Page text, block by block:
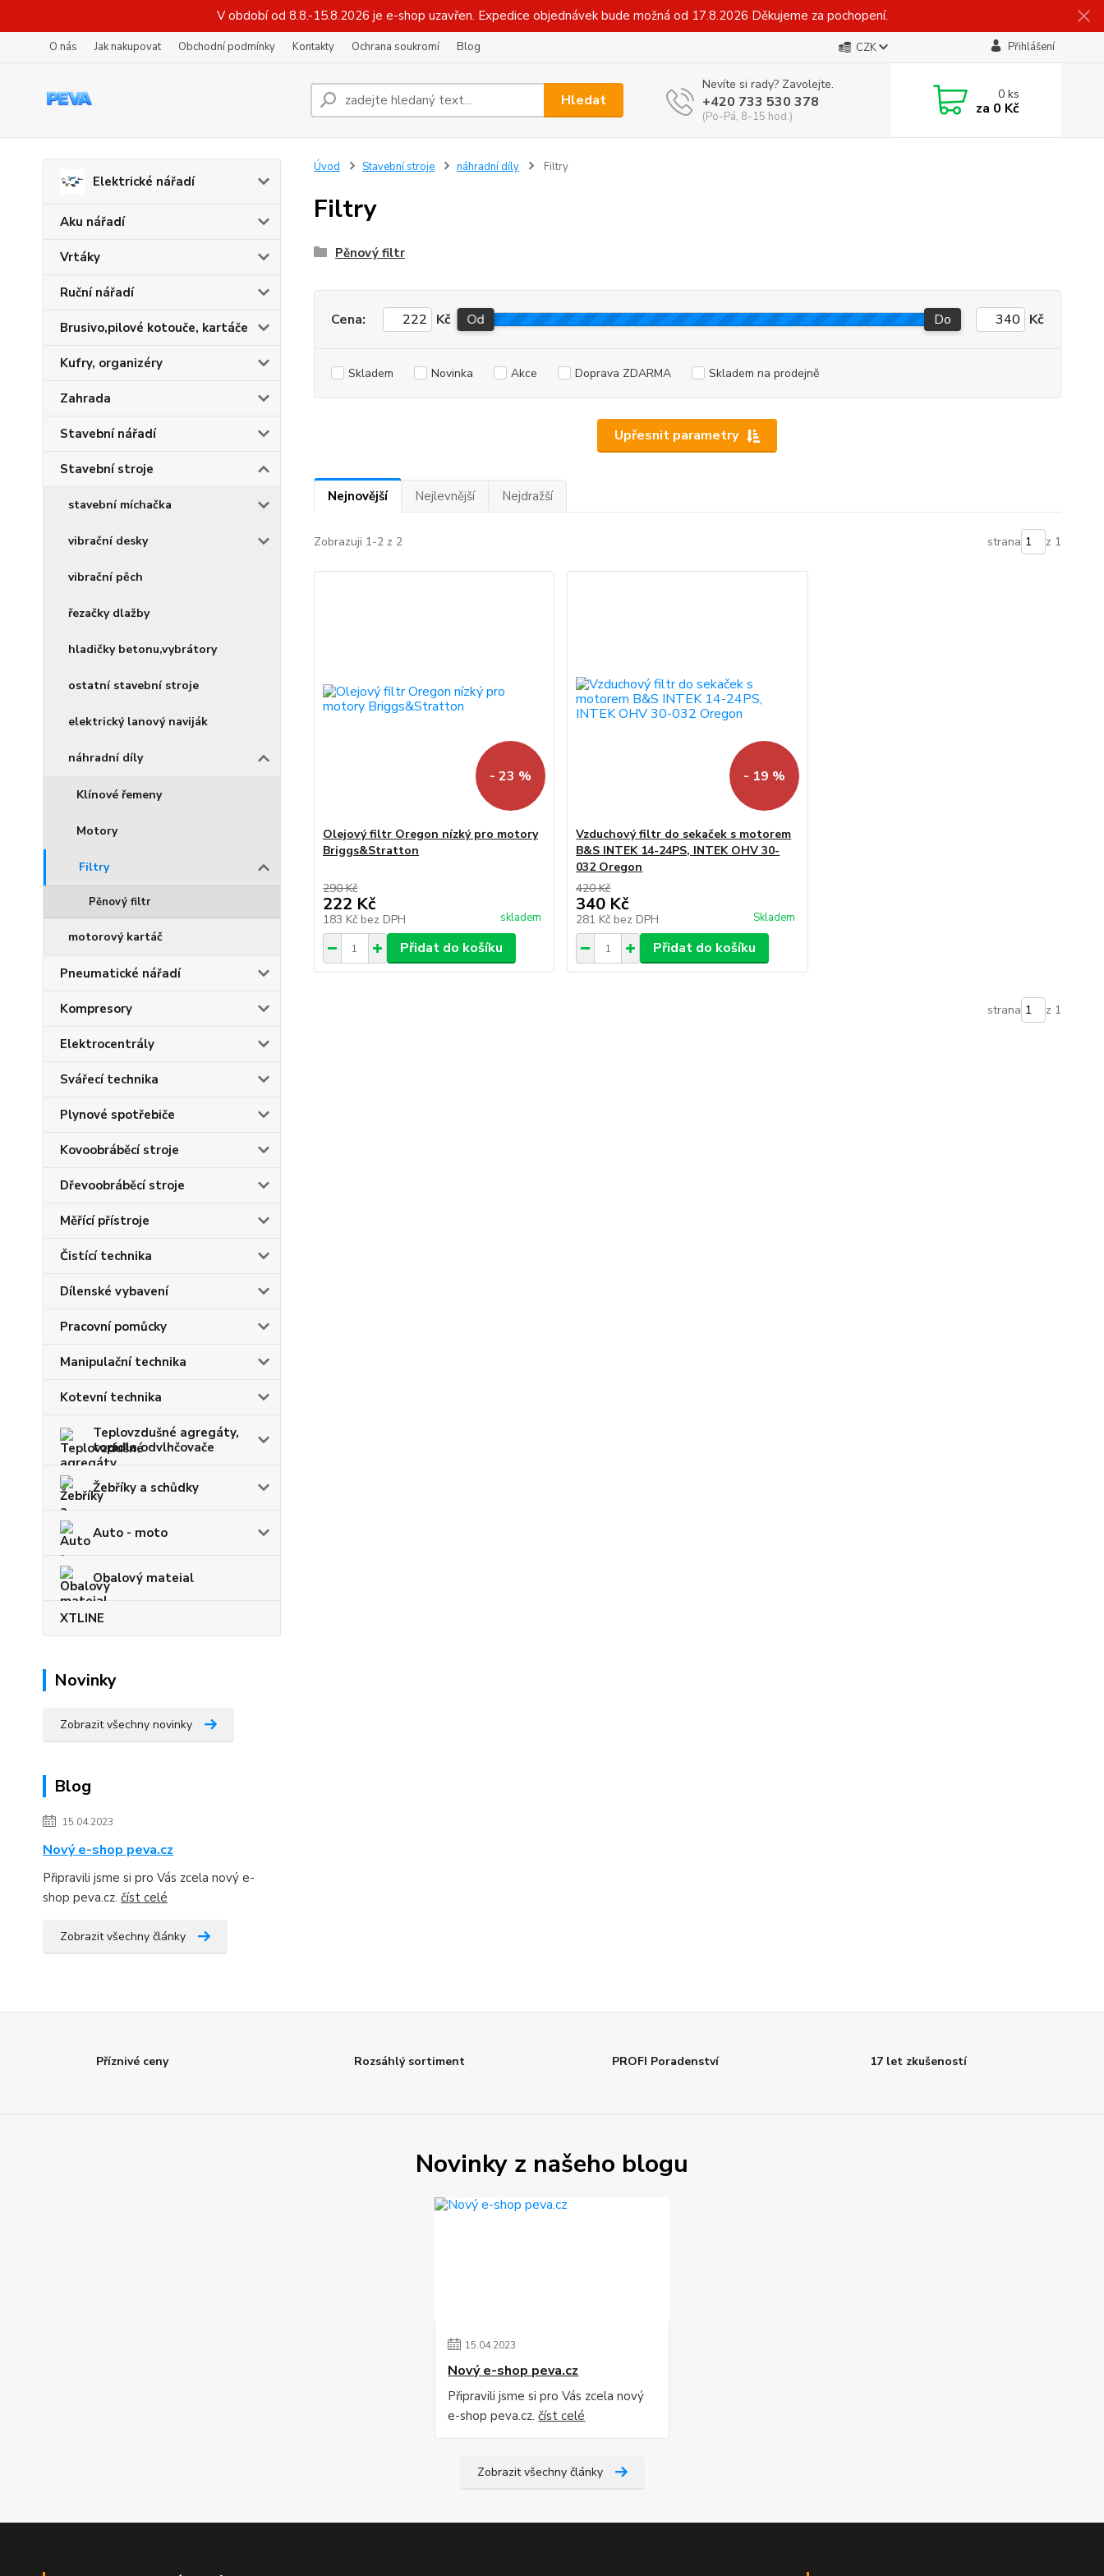
V období od 8.8.-15.8.2026 je e-shop uzavřen. Expedice objednávek bude možná od 17.8.2026 Děkujeme za pochopení.
O nás Jak nakupovat Obchodní podmínky Kontakty Ochrana soukromí Blog CZK Přihlášení
Hledat
Nevíte si rady? Zavolejte.
+420 733 530 378
(Po-Pá, 8-15 hod.)
0ks
za 0 Kč
Elektrické nářadí
Aku nářadí
Vrtáky
Ruční nářadí
Brusivo,pilové kotouče, kartáče
Kufry, organizéry
Zahrada
Stavební nářadí
Stavební stroje
stavební míchačka
vibrační desky
vibrační pěch
řezačky dlažby
hladičky betonu,vybrátory
ostatní stavební stroje
elektrický lanový naviják
náhradní díly
Klínové řemeny
Motory
Filtry
Pěnový filtr
motorový kartáč
Pneumatické nářadí
Kompresory
Elektrocentrály
Svářecí technika
Plynové spotřebiče
Kovoobráběcí stroje
Dřevoobráběcí stroje
Měřící přístroje
Čistící technika
Dílenské vybavení
Pracovní pomůcky
Manipulační technika
Kotevní technika
Teplovzdušné agregáty,
topidla,odvlhčovače
Žebříky a schůdky
Auto - moto
Obalový mateial
XTLINE
Novinky
Zobrazit všechny novinky
Blog
15.04.2023
Nový e-shop peva.cz
Připravili jsme si pro Vás zcela nový e-
shop peva.cz. číst celé
Zobrazit všechny články
Úvod Stavební stroje náhradní díly Filtry
Filtry
Pěnový filtr
Upřesnit parametry
Cena: Kč Od Do Kč
Skladem Novinka Akce Doprava ZDARMA Skladem na prodejně
Nejnovější Nejlevnější Nejdražší
Zobrazuji 1-2 z 2 strana z 1
- 23 %
Olejový filtr Oregon nízký pro motory
Briggs&Stratton
290 Kč
222 Kč
183 Kč bez DPH skladem
Přidat do košíku
- 19 %
Vzduchový filtr do sekaček s motorem
B&S INTEK 14-24PS, INTEK OHV 30-
032 Oregon
420 Kč
340 Kč
281 Kč bez DPH Skladem
Přidat do košíku
strana z 1
Příznivé ceny Rozsáhlý sortiment PROFI Poradenství 17 let zkušeností
Novinky z našeho blogu
15.04.2023
Nový e-shop peva.cz
Připravili jsme si pro Vás zcela nový
e-shop peva.cz.číst celé
Zobrazit všechny články